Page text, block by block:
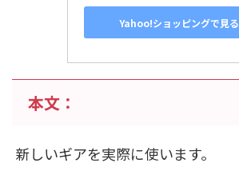
Yahoo!ショッピングで見る
本文：
新しいギアを実際に使います。